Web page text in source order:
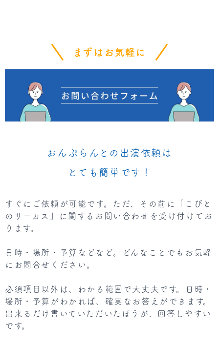
まずはお気軽に
おんぷらんとの出演依頼は
とても簡単です！
すぐにご依頼が可能です。ただ、その前に「こびと
のサーカス」に関するお問い合わせを受け付けてお
ります。
日時・場所・予算などなど。どんなことでもお気軽
にお問合せください。
必須項目以外は、わかる範囲で大丈夫です。日時・
場所・予算がわかれば、確実なお答えができます。
出来るだけ書いていただいたほうが、回答しやすい
です。